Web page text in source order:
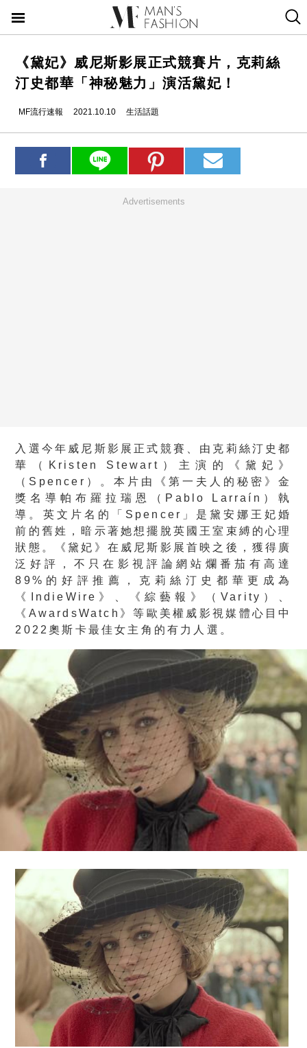
《黛妃》威尼斯影展正式競賽片，克莉絲
汀史都華「神秘魅力」演活黛妃！
MF流行速報 2021.10.10 生活話題
Advertisements
入選今年威尼斯影展正式競賽、由克莉絲汀史都
華（Kristen Stewart）主演的《黛妃》
（Spencer）。本片由《第一夫人的秘密》金
獎名導帕布羅拉瑞恩（Pablo Larraín）執
導。英文片名的「Spencer」是黛安娜王妃婚
前的舊姓，暗示著她想擺脫英國王室束縛的心理
狀態。《黛妃》在威尼斯影展首映之後，獲得廣
泛好評，不只在影視評論網站爛番茄有高達
89%的好評推薦，克莉絲汀史都華更成為
《IndieWire》、《綜藝報》（Varity）、
《AwardsWatch》等歐美權威影視媒體心目中
2022奧斯卡最佳女主角的有力人選。